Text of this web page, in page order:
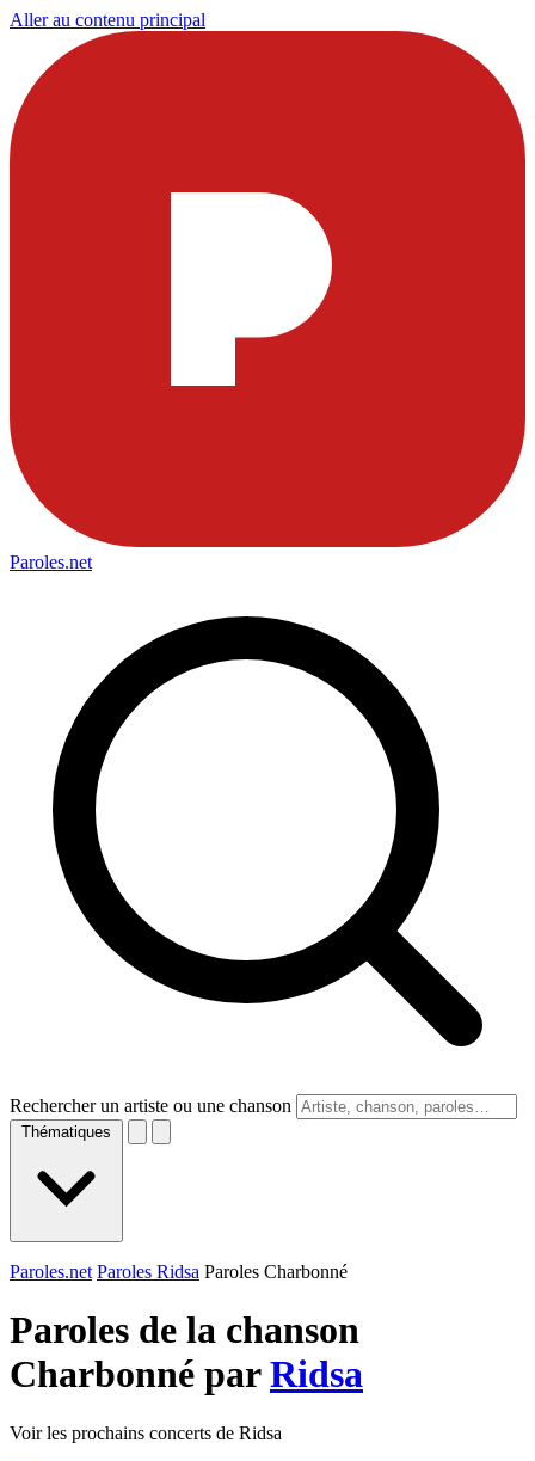
Aller au contenu principal
Paroles.net
Rechercher un artiste ou une chanson
Thématiques
Paroles.net Paroles Ridsa Paroles Charbonné
Paroles de la chanson
Charbonné parRidsa
Voir les prochains concerts de Ridsa